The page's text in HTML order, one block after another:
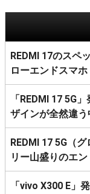
REDMI 17のスペ
ローエンドスマホ
「REDMI 17 5G
ザインが全然違
REDMI 17 5G（
リー山盛りのエ
「vivo X300 E」